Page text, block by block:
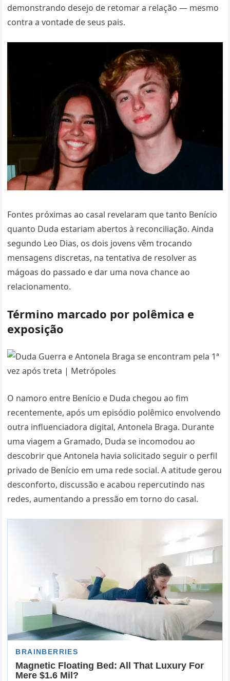
demonstrando desejo de retomar a relação — mesmo
contra a vontade de seus pais.
Fontes próximas ao casal revelaram que tanto Benício
quanto Duda estariam abertos à reconciliação. Ainda
segundo Leo Dias, os dois jovens vêm trocando
mensagens discretas, na tentativa de resolver as
mágoas do passado e dar uma nova chance ao
relacionamento.
Término marcado por polêmica e
exposição
O namoro entre Benício e Duda chegou ao fim
recentemente, após um episódio polêmico envolvendo
outra influenciadora digital, Antonela Braga. Durante
uma viagem a Gramado, Duda se incomodou ao
descobrir que Antonela havia solicitado seguir o perfil
privado de Benício em uma rede social. A atitude gerou
desconforto, discussão e acabou repercutindo nas
redes, aumentando a pressão em torno do casal.